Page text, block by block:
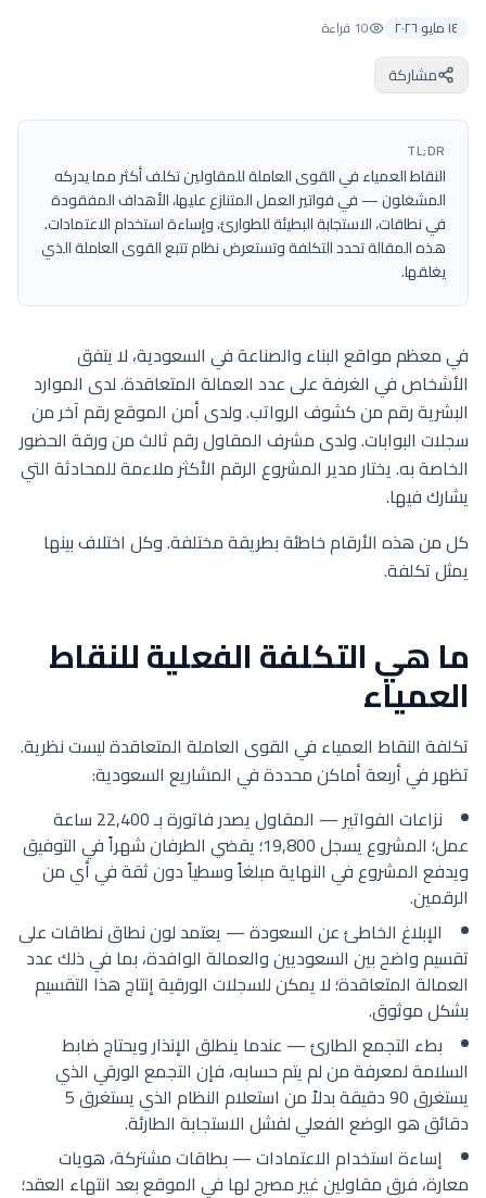
١٤ مايو ٢٠٢٦ 10 قراءة
مشاركة
TL;DR
النقاط العمياء في القوى العاملة للمقاولين تكلف أكثر مما يدركه
المشغلون — في فواتير العمل المتنازع عليها، الأهداف المفقودة
في نطاقات، الاستجابة البطيئة للطوارئ، وإساءة استخدام الاعتمادات.
هذه المقالة تحدد التكلفة وتستعرض نظام تتبع القوى العاملة الذي
يغلقها.
في معظم مواقع البناء والصناعة في السعودية، لا يتفق
الأشخاص في الغرفة على عدد العمالة المتعاقدة. لدى الموارد
البشرية رقم من كشوف الرواتب. ولدى أمن الموقع رقم آخر من
سجلات البوابات. ولدى مشرف المقاول رقم ثالث من ورقة الحضور
الخاصة به. يختار مدير المشروع الرقم الأكثر ملاءمة للمحادثة التي
يشارك فيها.
كل من هذه الأرقام خاطئة بطريقة مختلفة. وكل اختلاف بينها
يمثل تكلفة.
ما هي التكلفة الفعلية للنقاط
العمياء
تكلفة النقاط العمياء في القوى العاملة المتعاقدة ليست نظرية.
تظهر في أربعة أماكن محددة في المشاريع السعودية:
نزاعات الفواتير — المقاول يصدر فاتورة بـ 22,400 ساعة
عمل؛ المشروع يسجل 19,800؛ يقضي الطرفان شهراً في التوفيق
ويدفع المشروع في النهاية مبلغاً وسطياً دون ثقة في أي من
الرقمين.
الإبلاغ الخاطئ عن السعودة — يعتمد لون نطاق نطاقات على
تقسيم واضح بين السعوديين والعمالة الوافدة، بما في ذلك عدد
العمالة المتعاقدة؛ لا يمكن للسجلات الورقية إنتاج هذا التقسيم
بشكل موثوق.
بطء التجمع الطارئ — عندما ينطلق الإنذار ويحتاج ضابط
السلامة لمعرفة من لم يتم حسابه، فإن التجمع الورقي الذي
يستغرق 90 دقيقة بدلاً من استعلام النظام الذي يستغرق 5
دقائق هو الوضع الفعلي لفشل الاستجابة الطارئة.
إساءة استخدام الاعتمادات — بطاقات مشتركة، هويات
معارة، فرق مقاولين غير مصرح لها في الموقع بعد انتهاء العقد؛